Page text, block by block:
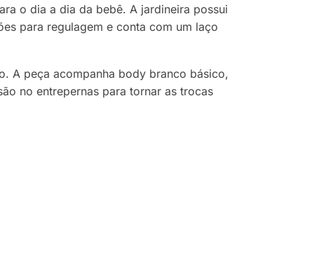
o dia a dia da bebê. A jardineira possui
para regulagem e conta com um laço
A peça acompanha body branco básico,
no entrepernas para tornar as trocas